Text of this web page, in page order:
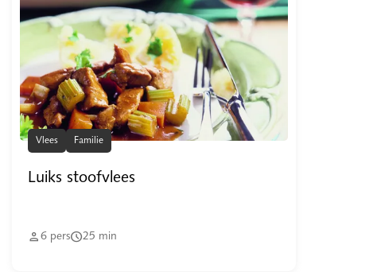
Luiks stoofvlees
6 pers25 min
Vlees Familie